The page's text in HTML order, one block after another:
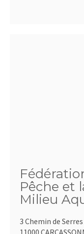
Pêche et
Milieu
3 Chemin de Serres
11000